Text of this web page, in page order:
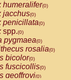
humeralifer(0)
jacchus(0)
penicillata(0)
spp.(0)
pygmaea(0)
rosalia(0)
bicolor(0)
fuscicollis(0)
geoffroyi(0)